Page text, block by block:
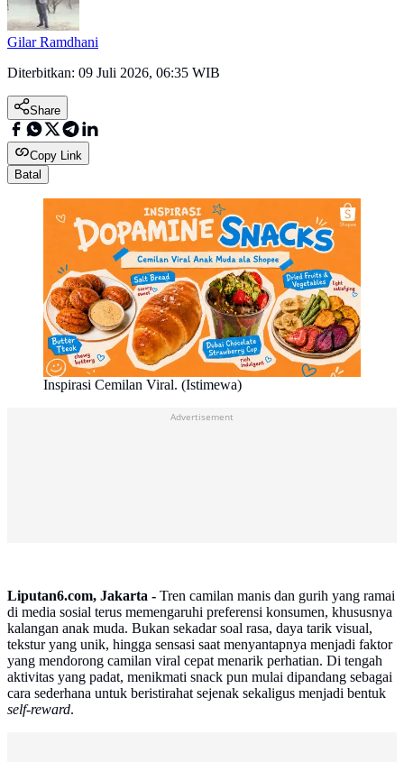
Gilar Ramdhani
Diterbitkan: 09 Juli 2026, 06:35 WIB
Share
Copy Link
Batal
Inspirasi Cemilan Viral. (Istimewa)
Advertisement
Liputan6.com, Jakarta - Tren camilan manis dan gurih yang ramai
di media sosial terus memengaruhi preferensi konsumen, khususnya
kalangan anak muda. Bukan sekadar soal rasa, daya tarik visual,
tekstur yang unik, hingga sensasi saat menyantapnya menjadi faktor
yang mendorong camilan viral cepat menarik perhatian. Di tengah
aktivitas yang padat, menikmati snack pun mulai dipandang sebagai
cara sederhana untuk beristirahat sejenak sekaligus menjadi bentuk
self-reward.